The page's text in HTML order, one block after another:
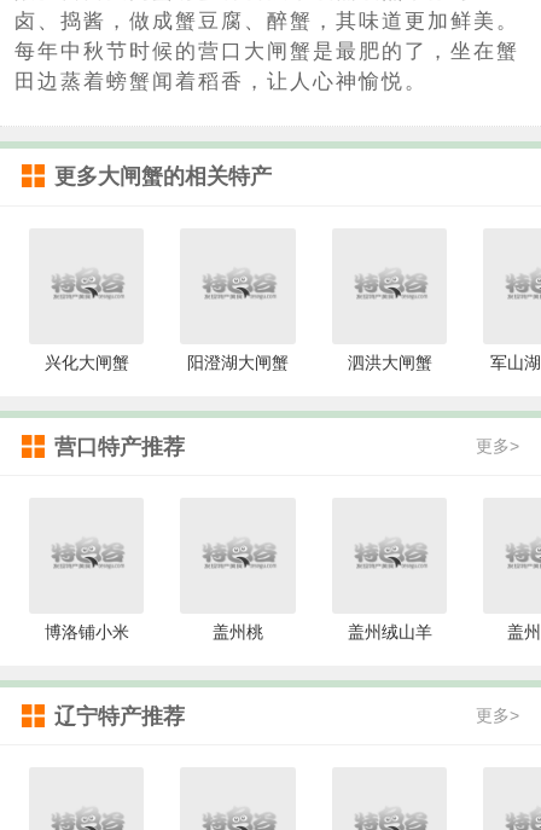
卤、捣酱，做成蟹豆腐、醉蟹，其味道更加鲜美。
每年中秋节时候的营口大闸蟹是最肥的了，坐在蟹
田边蒸着螃蟹闻着稻香，让人心神愉悦。
更多大闸蟹的相关特产
兴化大闸蟹 阳澄湖大闸蟹 泗洪大闸蟹 军山
营口特产推荐 更多>
博洛铺小米 盖州桃 盖州绒山羊 盖
辽宁特产推荐 更多>